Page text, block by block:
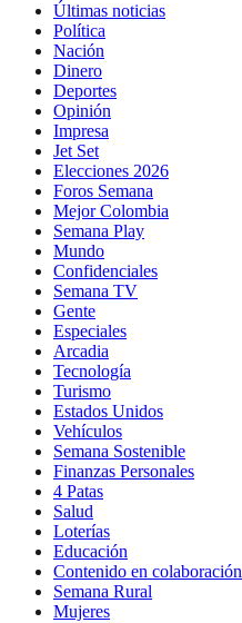
Últimas noticias
Política
Nación
Dinero
Deportes
Opinión
Impresa
Jet Set
Elecciones 2026
Foros Semana
Mejor Colombia
Semana Play
Mundo
Confidenciales
Semana TV
Gente
Especiales
Arcadia
Tecnología
Turismo
Estados Unidos
Vehículos
Semana Sostenible
Finanzas Personales
4 Patas
Salud
Loterías
Educación
Contenido en colaboración
Semana Rural
Mujeres